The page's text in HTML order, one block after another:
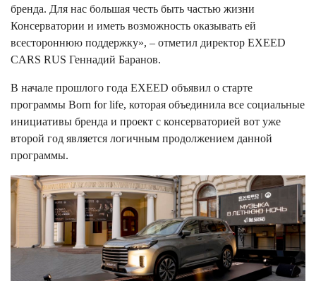
бренда. Для нас большая честь быть частью жизни
Консерватории и иметь возможность оказывать ей
всестороннюю поддержку», – отметил директор EXEED
CARS RUS Геннадий Баранов.
В начале прошлого года EXEED объявил о старте
программы Born for life, которая объединила все социальные
инициативы бренда и проект с консерваторией вот уже
второй год является логичным продолжением данной
программы.